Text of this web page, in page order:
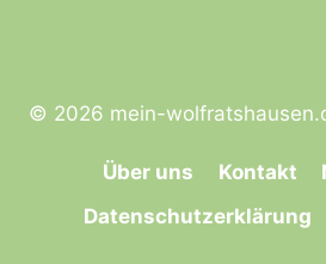
© 2026 mein-
Über uns Kontakt
Datenschutzerklärung